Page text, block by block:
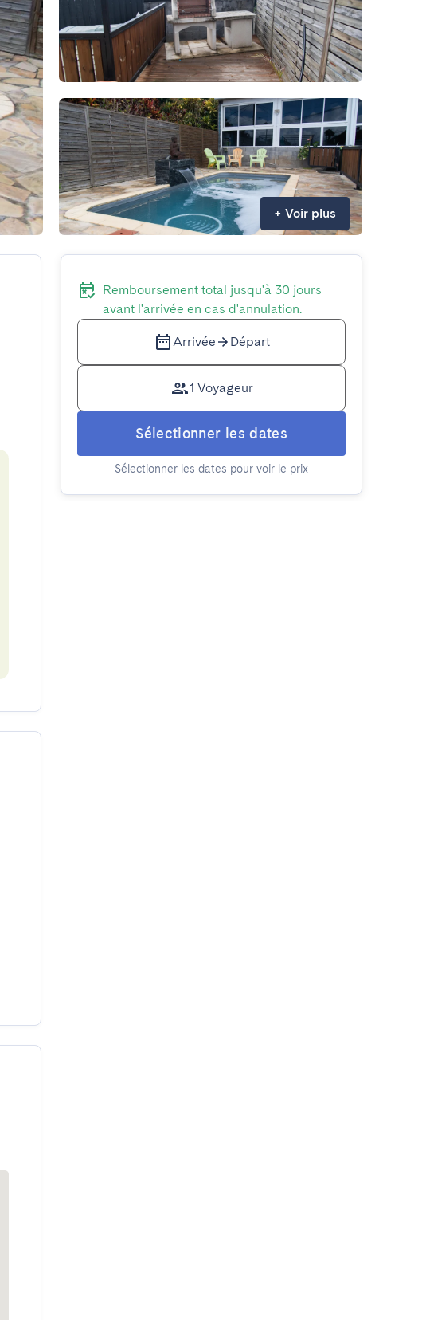
+ Voir plus
Remboursement total jusqu'à 30 jours
avant l'arrivée en cas d'annulation.
Arrivée Départ
1 Voyageur
Sélectionner les dates
Sélectionner les dates pour voir le prix